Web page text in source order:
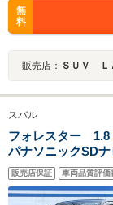
無
料
販売店： ＳＵＶ Ｌ
スバル
フォレスター
パナソニックSD
ラ スマートリア
ー メモリー機能
ト 純正18インチ
販売店保証 車両品質評価